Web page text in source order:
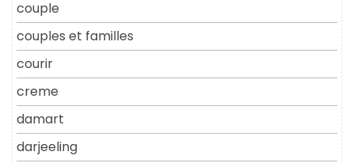
couple
couples et familles
courir
creme
damart
darjeeling